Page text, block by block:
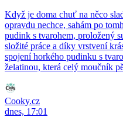
Když je doma chuť na něco
opravdu nechce, sahám po
pudink s tvarohem, proložený
složité práce a díky vrstvení
spojení horkého pudinku s
želatinou, která celý moučník
Cooky.cz
dnes, 17:01